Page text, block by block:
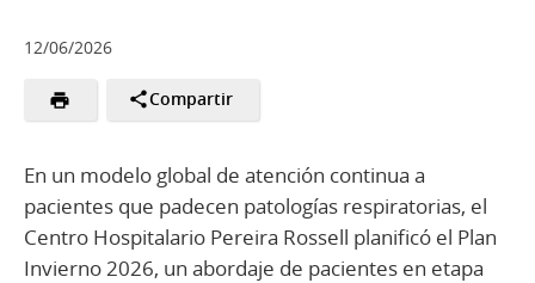
12/06/2026
Compartir
En un modelo global de atención continua a
pacientes que padecen patologías respiratorias, el
Centro Hospitalario Pereira Rossell planificó el Plan
Invierno 2026, un abordaje de pacientes en etapa